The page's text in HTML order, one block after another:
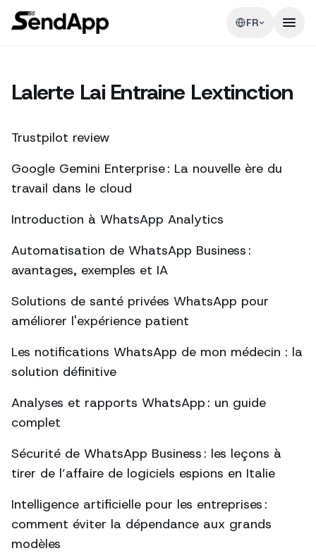
FR
Lalerte Lai Entraine Lextinction
Trustpilot review
Google Gemini Enterprise : La nouvelle ère du
travail dans le cloud
Introduction à WhatsApp Analytics
Automatisation de WhatsApp Business :
avantages, exemples et IA
Solutions de santé privées WhatsApp pour
améliorer l'expérience patient
Les notifications WhatsApp de mon médecin : la
solution définitive
Analyses et rapports WhatsApp : un guide
complet
Sécurité de WhatsApp Business : les leçons à
tirer de l’affaire de logiciels espions en Italie
Intelligence artificielle pour les entreprises :
comment éviter la dépendance aux grands
modèles